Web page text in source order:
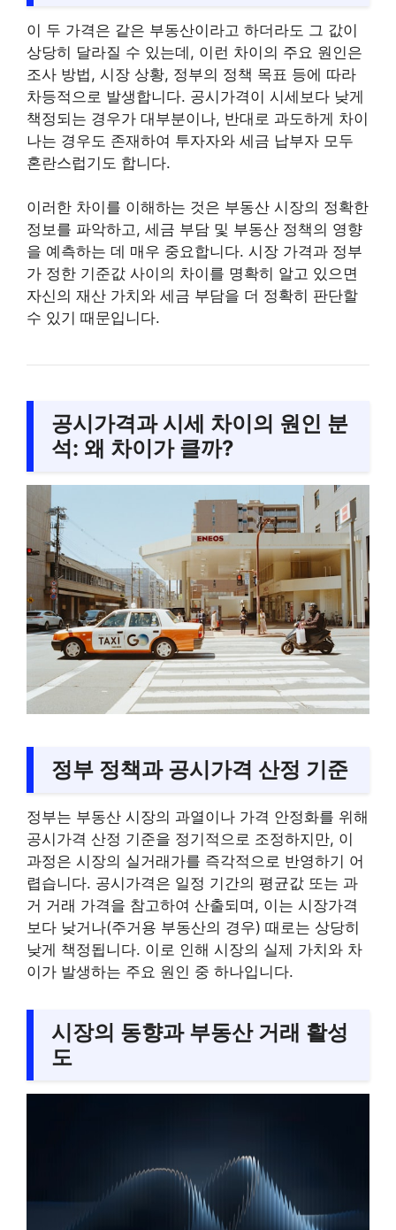
이 두 가격은 같은 부동산이라고 하더라도 그 값이
상당히 달라질 수 있는데, 이런 차이의 주요 원인은
조사 방법, 시장 상황, 정부의 정책 목표 등에 따라
차등적으로 발생합니다. 공시가격이 시세보다 낮게
책정되는 경우가 대부분이나, 반대로 과도하게 차이
나는 경우도 존재하여 투자자와 세금 납부자 모두
혼란스럽기도 합니다.
이러한 차이를 이해하는 것은 부동산 시장의 정확한
정보를 파악하고, 세금 부담 및 부동산 정책의 영향
을 예측하는 데 매우 중요합니다. 시장 가격과 정부
가 정한 기준값 사이의 차이를 명확히 알고 있으면
자신의 재산 가치와 세금 부담을 더 정확히 판단할
수 있기 때문입니다.
공시가격과 시세 차이의 원인 분
석: 왜 차이가 클까?
정부 정책과 공시가격 산정 기준
정부는 부동산 시장의 과열이나 가격 안정화를 위해
공시가격 산정 기준을 정기적으로 조정하지만, 이
과정은 시장의 실거래가를 즉각적으로 반영하기 어
렵습니다. 공시가격은 일정 기간의 평균값 또는 과
거 거래 가격을 참고하여 산출되며, 이는 시장가격
보다 낮거나(주거용 부동산의 경우) 때로는 상당히
낮게 책정됩니다. 이로 인해 시장의 실제 가치와 차
이가 발생하는 주요 원인 중 하나입니다.
시장의 동향과 부동산 거래 활성
도